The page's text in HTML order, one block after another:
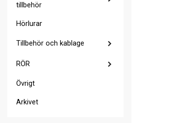
tillbehör
Hörlurar
Tillbehör och kablage
RÖR
Övrigt
Arkivet